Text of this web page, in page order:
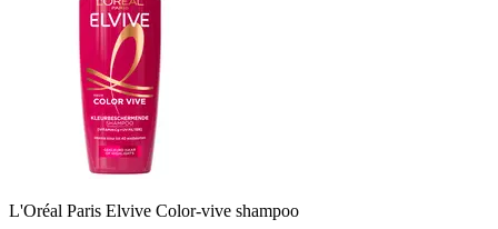
L'Oréal Paris Elvive Color-vive shampoo